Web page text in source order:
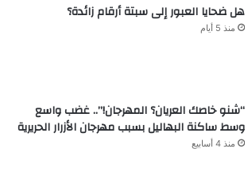
هل ضحايا العبور إلى سبتة أرقام زائدة؟
منذ 5 أيام
“شنو خاصك العريان؟ المهرجان!”.. غضب واسع
وسط ساكنة البهاليل بسبب مهرجان الأزرار الحريرية
منذ 4 أسابيع